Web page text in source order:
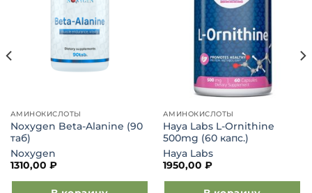
АМИНОКИСЛОТЫ
Noxygen Beta-Alanine (90
таб)
Noxygen
1310,00 ₽
АМИНОКИСЛОТЫ
Haya Labs L-Ornithine
500mg (60 капс.)
Haya Labs
1950,00 ₽